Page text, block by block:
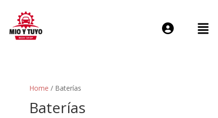
Home / Baterías
Baterías